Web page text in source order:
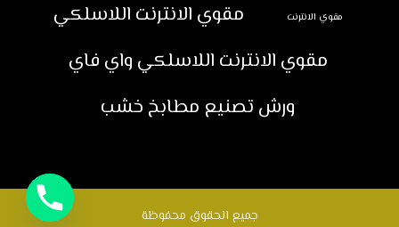
مقوي الانترنت
مقوي الانترنت اللاسلكي
مقوي الانترنت اللاسلكي واي فاي
ورش تصنيع مطابخ خشب
جميع الحقوق محفوظة